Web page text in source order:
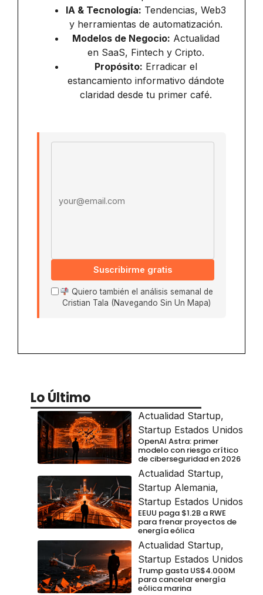
IA & Tecnología: Tendencias, Web3
y herramientas de automatización.
Modelos de Negocio: Actualidad
en SaaS, Fintech y Cripto.
Propósito: Erradicar el
estancamiento informativo dándote
claridad desde tu primer café.
Suscribirme gratis
Quiero también el análisis semanal de
Cristian Tala (Navegando Sin Un Mapa)
Lo Último
Actualidad Startup,
Startup Estados Unidos
OpenAI Astra: primer
modelo con riesgo crítico
de ciberseguridad en 2026
Actualidad Startup,
Startup Alemania,
Startup Estados Unidos
EEUU paga $1.2B a RWE
para frenar proyectos de
energía eólica
Actualidad Startup,
Startup Estados Unidos
Trump gasta US$4.000M
para cancelar energía
eólica marina